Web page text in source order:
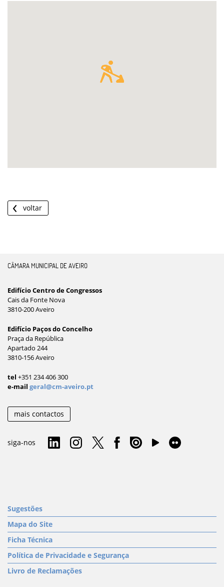
voltar
CÂMARA MUNICIPAL DE AVEIRO
Edifício Centro de Congressos
Cais da Fonte Nova
3810-200 Aveiro
Edifício Paços do Concelho
Praça da República
Apartado 244
3810-156 Aveiro
tel +351 234 406 300
e-mail geral@cm-aveiro.pt
mais contactos
siga-nos
Sugestões
Mapa do Site
Ficha Técnica
Política de Privacidade e Segurança
Livro de Reclamações